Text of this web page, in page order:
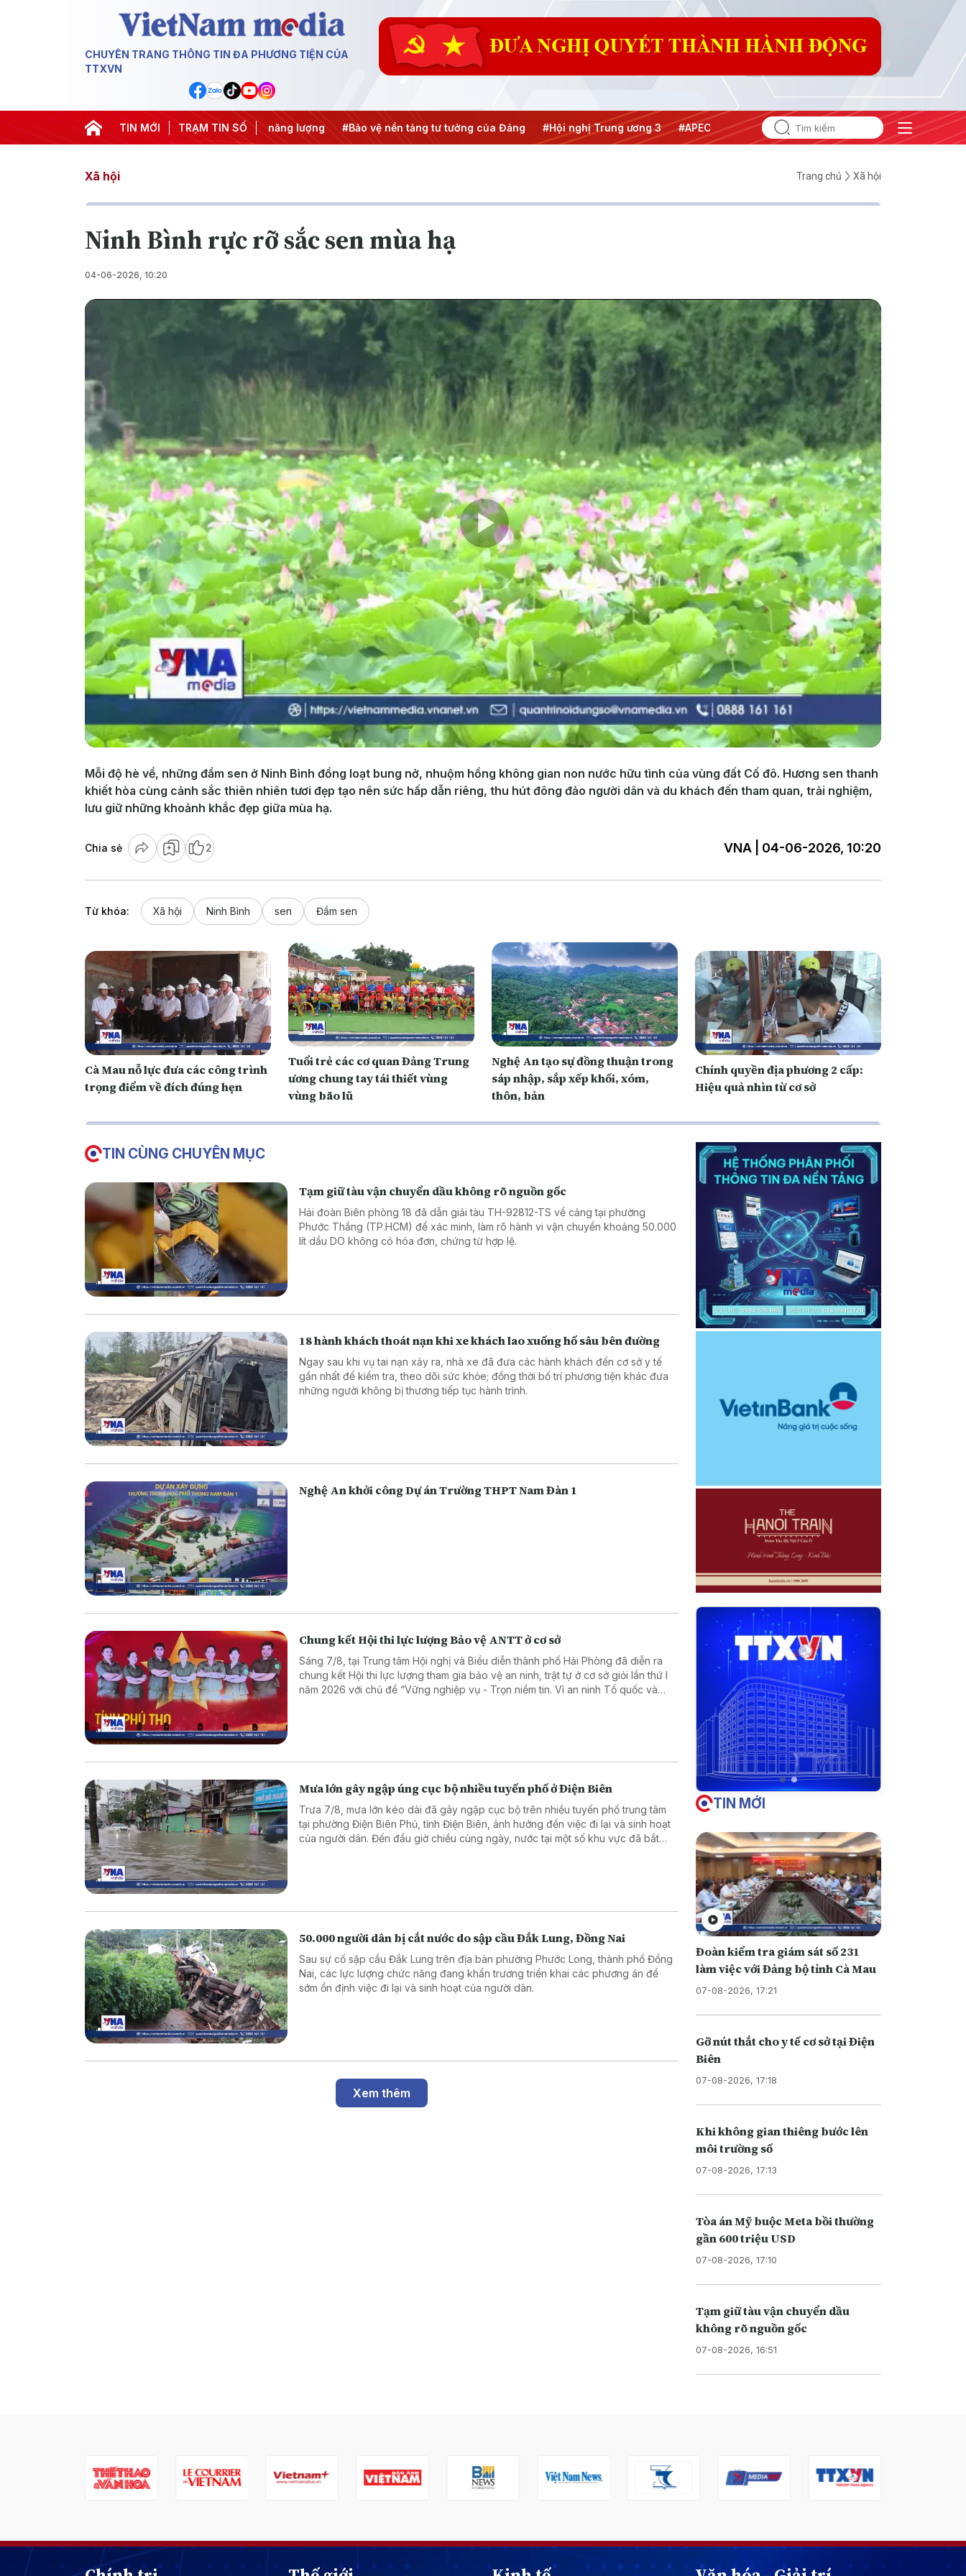
CHUYÊN TRANG THÔNG TIN ĐA PHƯƠNG TIỆN CỦA
TTXVN
TIN MỚI TRẠM TIN SỐ
#Căng thẳng Trung Đông #An ninh năng lượng #Bảo vệ nền tảng tư tưởng của Đảng #Hội nghị Trung ương 3 #APEC 2027
Xã hội Trang chủ Xã hội
Ninh Bình rực rỡ sắc sen mùa hạ
04-06-2026, 10:20
Play
Video
Mỗi độ hè về, những đầm sen ở Ninh Bình đồng loạt bung nở, nhuộm hồng không gian non nước hữu tình của vùng đất Cố đô. Hương sen thanh
khiết hòa cùng cảnh sắc thiên nhiên tươi đẹp tạo nên sức hấp dẫn riêng, thu hút đông đảo người dân và du khách đến tham quan, trải nghiệm,
lưu giữ những khoảnh khắc đẹp giữa mùa hạ.
Chia sẻ 2 VNA | 04-06-2026, 10:20
Từ khóa: Xã hội Ninh Bình sen Đầm sen
Cà Mau nỗ lực đưa các công trình
trọng điểm về đích đúng hẹn
Tuổi trẻ các cơ quan Đảng Trung
ương chung tay tái thiết vùng
vùng bão lũ
Nghệ An tạo sự đồng thuận trong
sáp nhập, sắp xếp khối, xóm,
thôn, bản
Chính quyền địa phương 2 cấp:
Hiệu quả nhìn từ cơ sở
TIN CÙNG CHUYÊN MỤC
Tạm giữ tàu vận chuyển dầu không rõ nguồn gốc
Hải đoàn Biên phòng 18 đã dẫn giải tàu TH-92812-TS về cảng tại phường
Phước Thắng (TP.HCM) để xác minh, làm rõ hành vi vận chuyển khoảng 50.000
lít dầu DO không có hóa đơn, chứng từ hợp lệ.
18 hành khách thoát nạn khi xe khách lao xuống hố sâu bên đường
Ngay sau khi vụ tai nạn xảy ra, nhà xe đã đưa các hành khách đến cơ sở y tế
gần nhất để kiểm tra, theo dõi sức khỏe; đồng thời bố trí phương tiện khác đưa
những người không bị thương tiếp tục hành trình.
Nghệ An khởi công Dự án Trường THPT Nam Đàn 1
Chung kết Hội thi lực lượng Bảo vệ ANTT ở cơ sở
Sáng 7/8, tại Trung tâm Hội nghị và Biểu diễn thành phố Hải Phòng đã diễn ra
chung kết Hội thi lực lượng tham gia bảo vệ an ninh, trật tự ở cơ sở giỏi lần thứ I
năm 2026 với chủ đề “Vững nghiệp vụ - Trọn niềm tin. Vì an ninh Tổ quốc và
Mưa lớn gây ngập úng cục bộ nhiều tuyến phố ở Điện Biên
Trưa 7/8, mưa lớn kéo dài đã gây ngập cục bộ trên nhiều tuyến phố trung tâm
tại phường Điện Biên Phủ, tỉnh Điện Biên, ảnh hưởng đến việc đi lại và sinh hoạt
của người dân. Đến đầu giờ chiều cùng ngày, nước tại một số khu vực đã bắt
50.000 người dân bị cắt nước do sập cầu Đắk Lung, Đồng Nai
Sau sự cố sập cầu Đắk Lung trên địa bàn phường Phước Long, thành phố Đồng
Nai, các lực lượng chức năng đang khẩn trương triển khai các phương án để
sớm ổn định việc đi lại và sinh hoạt của người dân.
Xem thêm
TIN MỚI
Đoàn kiểm tra giám sát số 231
làm việc với Đảng bộ tỉnh Cà Mau
07-08-2026, 17:21
Gỡ nút thắt cho y tế cơ sở tại Điện
Biên
07-08-2026, 17:18
Khi không gian thiêng bước lên
môi trường số
07-08-2026, 17:13
Tòa án Mỹ buộc Meta bồi thường
gần 600 triệu USD
07-08-2026, 17:10
Tạm giữ tàu vận chuyển dầu
không rõ nguồn gốc
07-08-2026, 16:51